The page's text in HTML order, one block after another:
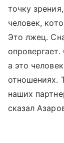
точку
человек,
Это лжец.
а это
отношениях.
наших
сказал